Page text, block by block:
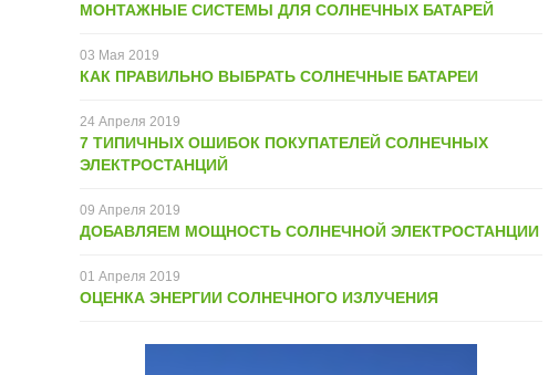
МОНТАЖНЫЕ СИСТЕМЫ ДЛЯ СОЛНЕЧНЫХ БАТАРЕЙ
03 Мая 2019
КАК ПРАВИЛЬНО ВЫБРАТЬ СОЛНЕЧНЫЕ БАТАРЕИ
24 Апреля 2019
7 ТИПИЧНЫХ ОШИБОК ПОКУПАТЕЛЕЙ СОЛНЕЧНЫХ
ЭЛЕКТРОСТАНЦИЙ
09 Апреля 2019
ДОБАВЛЯЕМ МОЩНОСТЬ СОЛНЕЧНОЙ ЭЛЕКТРОСТАНЦИИ
01 Апреля 2019
ОЦЕНКА ЭНЕРГИИ СОЛНЕЧНОГО ИЗЛУЧЕНИЯ